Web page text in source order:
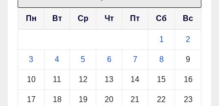
Пн Вт Ср Чт Пт Сб Вс
1 2
3 4 5 6 7 8 9
10 11 12 13 14 15 16
17 18 19 20 21 22 23